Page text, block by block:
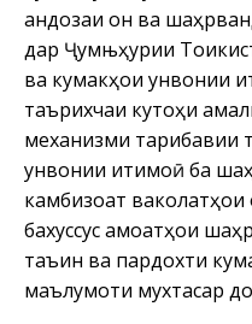
андозаи он ва
дар Ҷумњҳурии
ва кумакҳои унвонии
таърихчаи кутоҳи
механизми
унвонии иҷтимоӣ ба
камбизоат ваколатҳои
бахуссус ҷамоатҳои
таъин ва пардохти
маълумоти мухтасар